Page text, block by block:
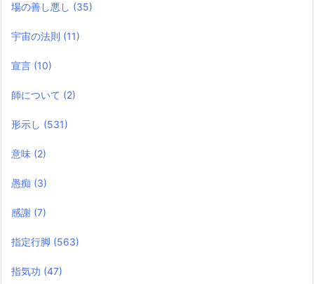
場の善し悪し (35)
宇宙の法則 (11)
宣言 (10)
師について (2)
形示し (531)
意味 (2)
愚痴 (3)
感謝 (7)
指定行脚 (563)
指気功 (47)